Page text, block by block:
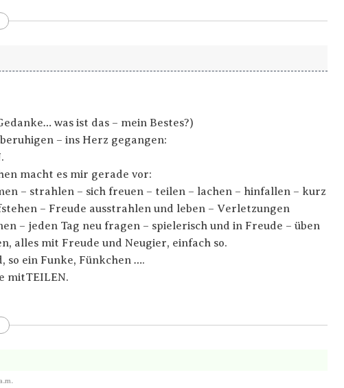
was ist das – mein Bestes?)
– ins Herz gegangen:
macht es mir gerade vor:
– strahlen – sich freuen – teilen – lachen – hinfallen – kurz
– Freude ausstrahlen und leben – Verletzungen
– jeden Tag neu fragen – spielerisch und in Freude – üben
alles mit Freude und Neugier, einfach so.
so ein Funke, Fünkchen ….
mitTEILEN.